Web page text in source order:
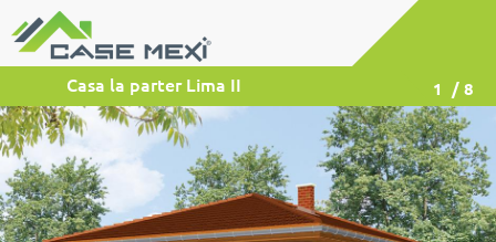
Casa la parter Lima II 1 / 8